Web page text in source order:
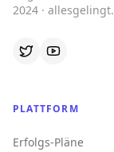
2024 ·
PLATTFORM
Erfolgs-Pläne